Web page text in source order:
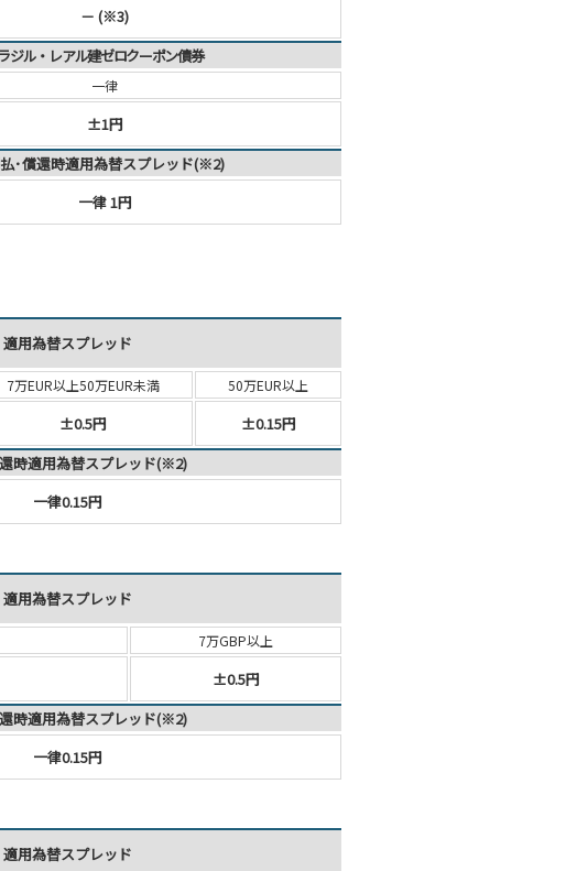
－ (※3)
ジル・レアル建ゼロクーポン債券
一律
±1円
･償還時適用為替スプレッド(※2)
一律 1円
適用為替スプレッド
7万EUR以上50万EUR未満 50万EUR以上
±0.5円
±0.15円
時適用為替スプレッド(※2)
一律0.15円
適用為替スプレッド
7万GBP以上
±0.5円
時適用為替スプレッド(※2)
一律0.15円
適用為替スプレッド